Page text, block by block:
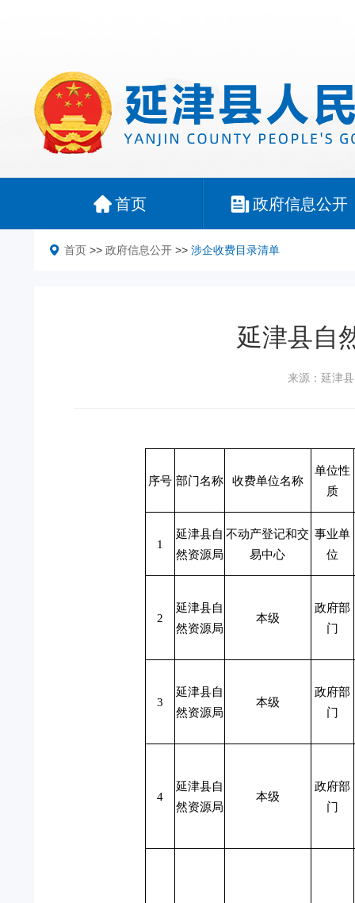
首页 政府信息公开
首页 >> 政府信息公开 >> 涉企收费目录清单
延津县自
来源：延津
序号 部门名称 收费单位名称
单位性
质
1
延津县自
然资源局
不动产登记和交
易中心
事业单
位
2
延津县自
然资源局
本级
政府部
门
3
延津县自
然资源局
本级
政府部
门
4
延津县自
然资源局
本级
政府部
门